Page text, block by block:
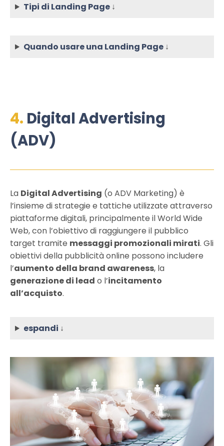
Tipi di Landing Page ↓
Quando usare una Landing Page ↓
4. Digital Advertising
(ADV)
La Digital Advertising (o ADV Marketing) è
l’insieme di strategie e tattiche utilizzate attraverso
piattaforme digitali, principalmente il World Wide
Web, con l’obiettivo di raggiungere il pubblico
target tramite messaggi promozionali mirati. Gli
obiettivi della pubblicità online possono includere
l’aumento della brand awareness, la
generazione di lead o l’incitamento
all’acquisto.
espandi ↓